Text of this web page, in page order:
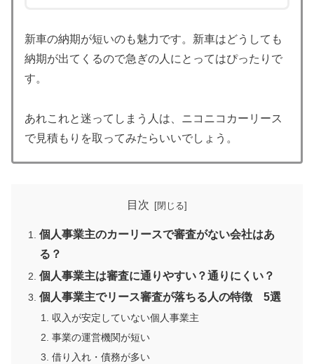
新車の納期が短いのも魅力です。新車はどうしても
納期が出てくるので急ぎの人にとってはぴったりで
す。
あれこれと迷ってしまう人は、ニコニコカーリース
で見積もりを取ってみたらいいでしょう。
目次
個人事業主のカーリースで審査がない会社はあ
る？
個人事業主は審査に通りやすい？通りにくい？
個人事業主でリース審査が落ちる人の特徴 5選
収入が安定していない個人事業主
事業の運営機関が短い
借り入れ・債務が多い